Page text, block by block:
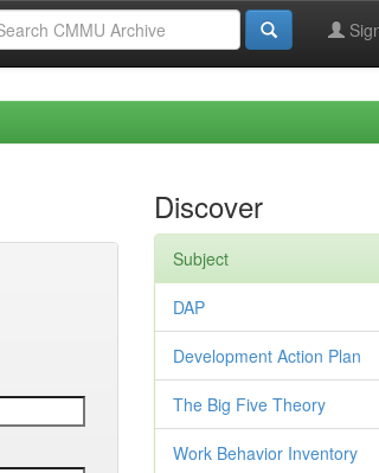
Discover
Subject
DAP
Development Action Plan
The Big Five Theory
Work Behavior Inventory